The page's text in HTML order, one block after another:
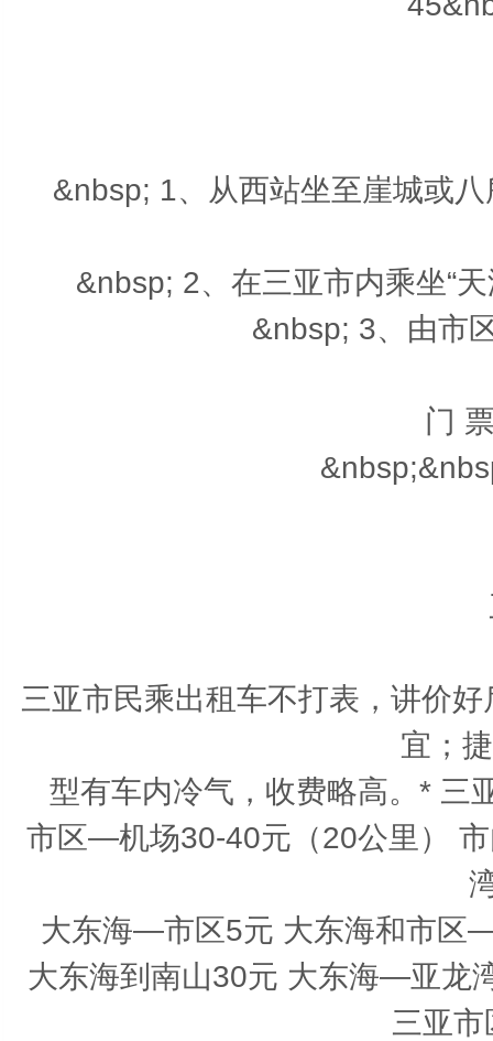
&nbsp; 1、从西站坐至崖城或
&nbsp; 2、在三亚市内乘坐“
&nbsp; 3、由市
门
三亚市民乘出租车不打表，讲价
宜；
型有车内冷气，收费略高。* 三
市区—机场30-40元（20公里）
大东海—市区5元 大东海和市区
大东海到南山30元 大东海—亚龙
三亚